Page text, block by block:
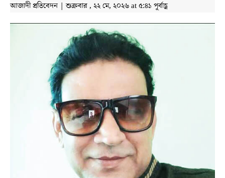
আজাদী প্রতিবেদন | শুক্রবার , ২২ মে, ২০২৬ at ৫:৪১ পূর্বাহ্ণ